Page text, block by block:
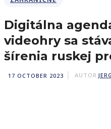
Digitálna
videohry sa
šírenia ruskej
17 OCTOBER 2023 AUTOR